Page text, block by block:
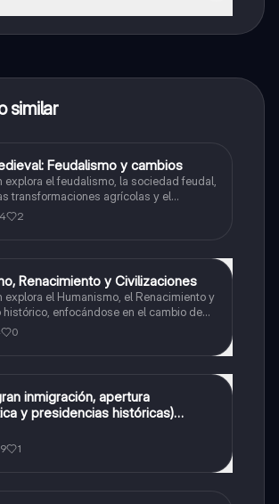
funciones.
similar
Feudalismo y cambios
explora el feudalismo, la sociedad feudal,
transformaciones agrícolas y el
urbano en la Europa medieval.
2
Renacimiento y Civilizaciones
explora el Humanismo, el Renacimiento y
histórico, enfocándose en el cambio de
y el surgimiento de nuevas ideas sobre
humana y las civilizaciones americanas.
0
inmigración, apertura
y presidencias históricas)
1